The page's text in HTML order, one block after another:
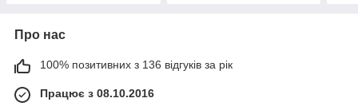
Про нас
100% позитивних з 136 відгуків за рік
Працює з 08.10.2016